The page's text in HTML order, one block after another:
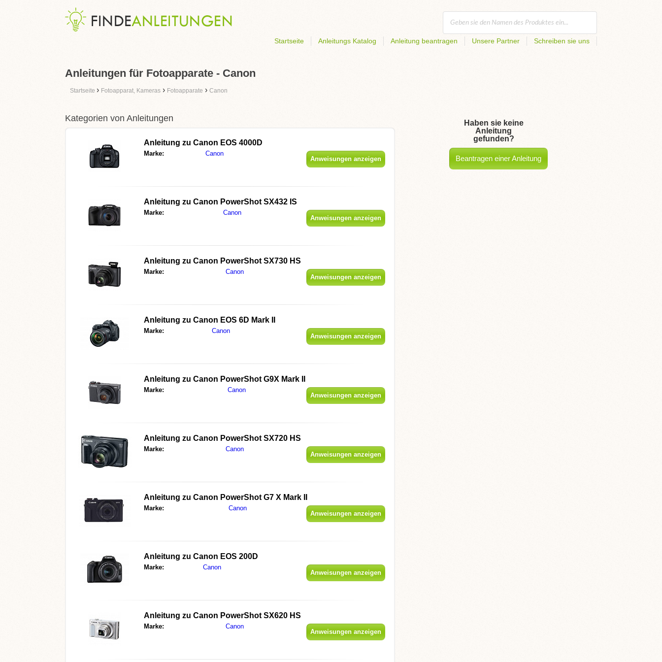
Startseite Anleitungs Katalog Anleitung beantragen Unsere Partner Schreiben sie uns
Anleitungen für Fotoapparate - Canon
Startseite › Fotoapparat, Kameras › Fotoapparate › Canon
Kategorien von Anleitungen
Anleitung zu Canon EOS 4000D
Marke: Canon
Anweisungen anzeigen
Anleitung zu Canon PowerShot SX432 IS
Marke: Canon
Anweisungen anzeigen
Anleitung zu Canon PowerShot SX730 HS
Marke: Canon
Anweisungen anzeigen
Anleitung zu Canon EOS 6D Mark II
Marke: Canon
Anweisungen anzeigen
Anleitung zu Canon PowerShot G9X Mark II
Marke: Canon
Anweisungen anzeigen
Anleitung zu Canon PowerShot SX720 HS
Marke: Canon
Anweisungen anzeigen
Anleitung zu Canon PowerShot G7 X Mark II
Marke: Canon
Anweisungen anzeigen
Anleitung zu Canon EOS 200D
Marke: Canon
Anweisungen anzeigen
Anleitung zu Canon PowerShot SX620 HS
Marke: Canon
Anweisungen anzeigen
Haben sie keine
Anleitung
gefunden?
Beantragen einer Anleitung